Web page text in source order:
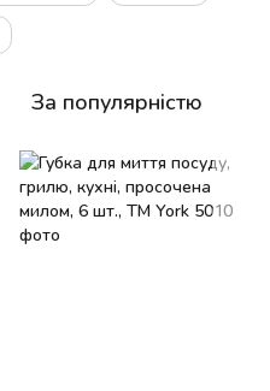
За популярністю